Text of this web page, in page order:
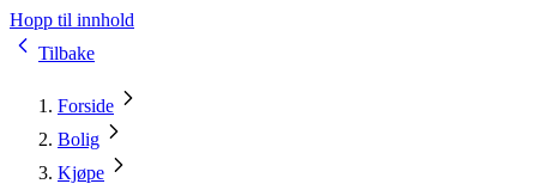
Hopp til innhold
Tilbake
Forside
Bolig
Kjøpe